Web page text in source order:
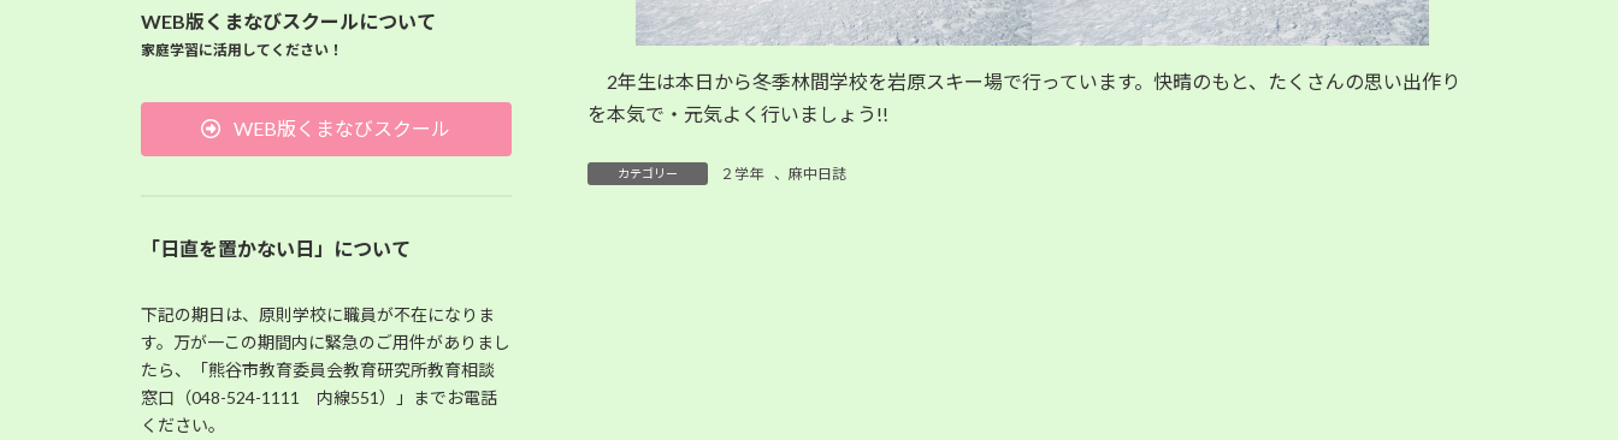
2年生は本日から冬季林間学校を岩原スキー場で行っています。快晴のもと、たくさんの思い出作り
を本気で・元気よく行いましょう!!
カテゴリー ２学年 、麻中日誌
WEB版くまなびスクールについて
家庭学習に活用してください！
WEB版くまなびスクール
「日直を置かない日」について
下記の期日は、原則学校に職員が不在になりま
す。万が一この期間内に緊急のご用件がありまし
たら、「熊谷市教育委員会教育研究所教育相談
窓口（048-524-1111 内線551）」までお電話
ください。